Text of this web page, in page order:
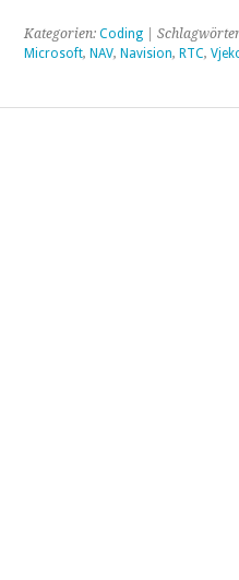
Kategorien: Coding|
Microsoft, NAV, Navision, RTC,